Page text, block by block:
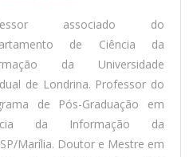
associado do
de Ciência da
da Universidade
de Londrina. Professor do
de Pós-Graduação em
da Informação da
Marília. Doutor e Mestre em